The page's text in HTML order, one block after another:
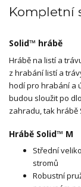
Kompletní
Solid™ hrábě
Hrábě na listí a
z hrabání listí a
hodí pro hrabání a
budou sloužit po
zahradu, tak hrábě
Hrábě Solid™ M
Střední
stromů
Robustní